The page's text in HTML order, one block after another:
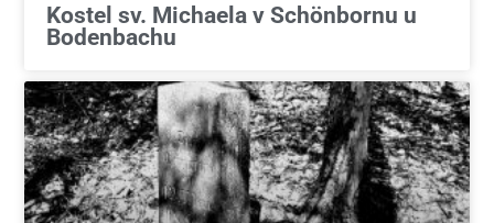
Kostel sv. Michaela v Schönbornu u
Bodenbachu